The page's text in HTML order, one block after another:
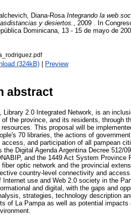
Diana-Rosa Integrando la web
y desiertos.
, 2009 . In
Dominicana, 13 - 15 de mayo de
(324kB) | Preview
abstract
Library 2.0 Integrated Network, is an
of the province, and its residents, through
This proposal will be
70 libraries, the actions of
and participation of all pampean
the Digital Agenda Argentina Decree 512/
and the 1449 Act System
optic network and the provincial
country-level connectivity and
Internet use and Web 2.0 society in the
and digital, with the gaps and
strategies, technology description
of La Pampa as well as potential